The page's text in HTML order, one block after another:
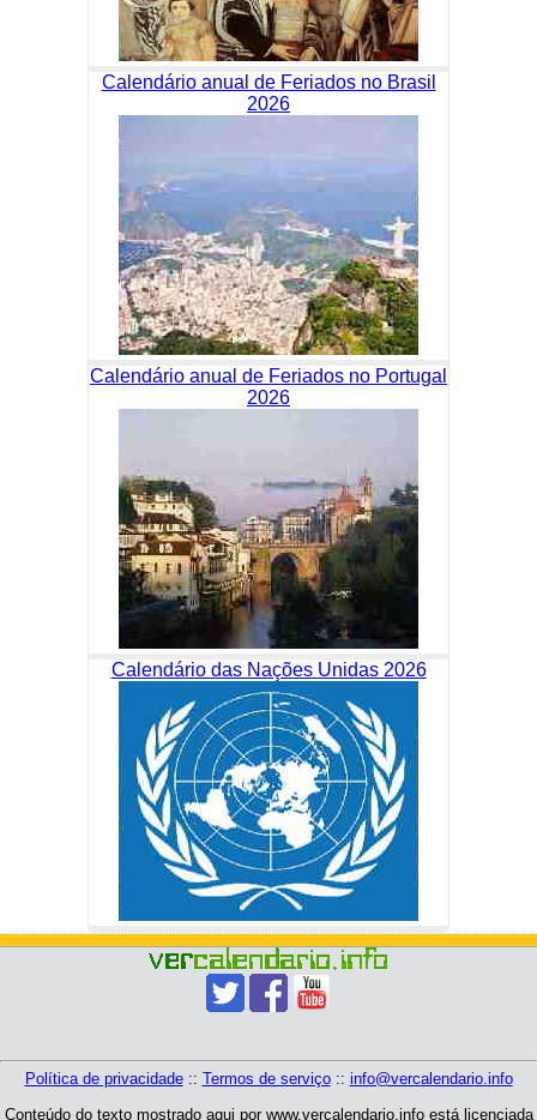
Calendário anual de Feriados no Brasil
2026
Calendário anual de Feriados no Portugal
2026
Calendário das Nações Unidas 2026
Política de privacidade:: Termos de serviço:: info@vercalendario.info
Conteúdo do texto mostrado aqui por www.vercalendario.info está licenciada